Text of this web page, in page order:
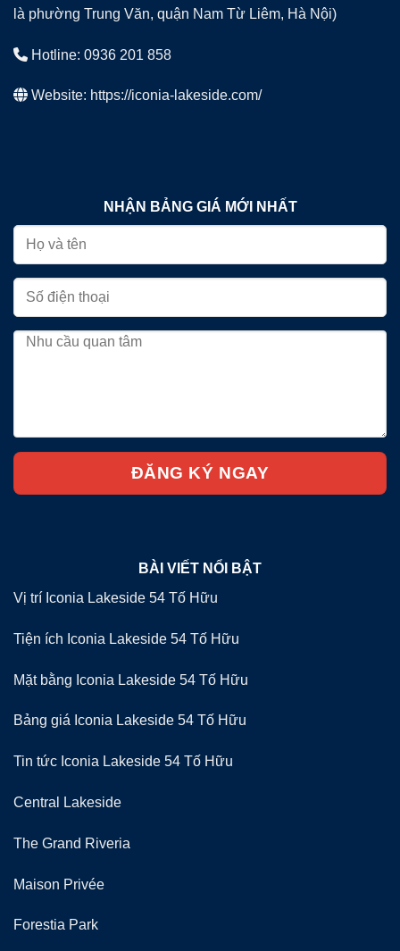
là phường Trung Văn, quận Nam Từ Liêm, Hà Nội)
Hotline: 0936 201 858
Website: https://iconia-lakeside.com/
NHẬN BẢNG GIÁ MỚI NHẤT
BÀI VIẾT NỔI BẬT
Vị trí Iconia Lakeside 54 Tố Hữu
Tiện ích Iconia Lakeside 54 Tố Hữu
Mặt bằng Iconia Lakeside 54 Tố Hữu
Bảng giá Iconia Lakeside 54 Tố Hữu
Tin tức Iconia Lakeside 54 Tố Hữu
Central Lakeside
The Grand Riveria
Maison Privée
Forestia Park